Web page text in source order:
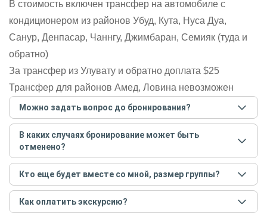
В стоимость включен трансфер на автомобиле с
кондиционером из районов Убуд, Кута, Нуса Дуа,
Санур, Денпасар, Чаннгу, Джимбаран, Семияк (туда и
обратно)
За трансфер из Улувату и обратно доплата $25
Трансфер для районов Амед, Ловина невозможен
Можно задать вопрос до бронирования?
Достаточно перейти по ссылке «Задать вопрос» и
написать гиду. Платить при этом не нужно. Сначала
согласуйте с гидом интересующие вас вопросы и после
этого бронируйте экскурсию.Задать вопрос.
В каких случаях бронирование может быть
отменено?
Только в случае неблагоприятных погодных условий,
например, если экскурсия на кораблике, а по прогнозу
погоды аномально-сильный ветер. При этом гид
предупредит вас об отмене, а мы вернем предоплату на
Кто еще будет вместе со мной, размер группы?
Если экскурсия индивидуальная, гид проведет встречу
только для вас и вашей компании. Если групповая — на
Как оплатить экскурсию?